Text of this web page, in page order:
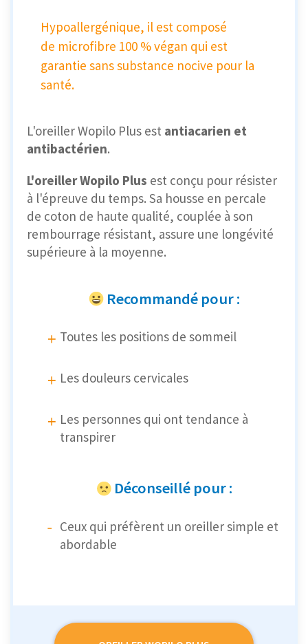
Hypoallergénique, il est composé
de microfibre 100 % végan qui est
garantie sans substance nocive pour la
santé.
L'oreiller Wopilo Plus est antiacarien et
antibactérien.
L'oreiller Wopilo Plus est conçu pour résister
à l'épreuve du temps. Sa housse en percale
de coton de haute qualité, couplée à son
rembourrage résistant, assure une longévité
supérieure à la moyenne.
Recommandé pour :
Toutes les positions de sommeil
Les douleurs cervicales
Les personnes qui ont tendance à
transpirer
Déconseillé pour :
Ceux qui préfèrent un oreiller simple et
abordable